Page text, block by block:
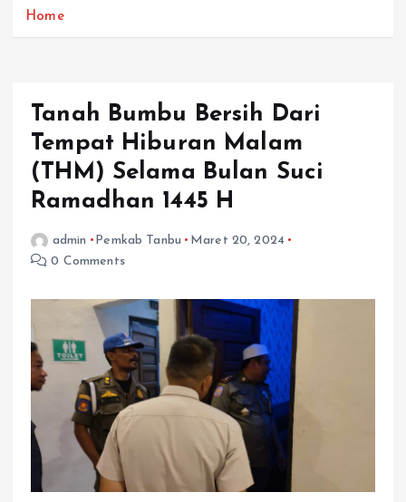
Home
Tanah Bumbu Bersih Dari
Tempat Hiburan Malam
(THM) Selama Bulan Suci
Ramadhan 1445 H
admin Pemkab Tanbu
Maret 20, 2024
0 Comments